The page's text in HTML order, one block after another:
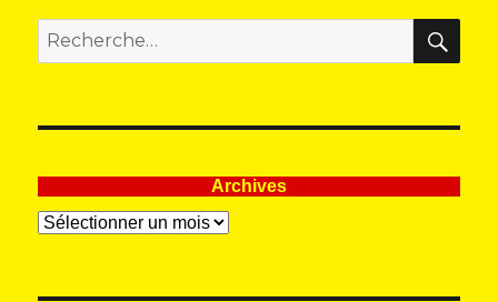
Recherche
pour
:
Archives
Archives